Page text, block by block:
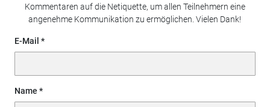
Kommentaren auf die Netiquette, um allen Teilnehmern eine
angenehme Kommunikation zu ermöglichen. Vielen Dank!
E-Mail
Name